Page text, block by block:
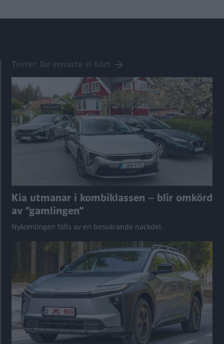
Kia utmanar i kombiklassen – blir omkörd
av ”gamlingen”
Nykomlingen fälls av en besvärande nackdel.